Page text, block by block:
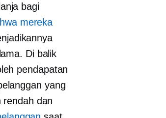
bagi
mereka
Di balik
pendapatan
yang
rendah dan